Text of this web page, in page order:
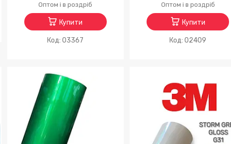
Оптом і в роздріб
Купити
03367
Оптом і в роздріб
Купити
02409